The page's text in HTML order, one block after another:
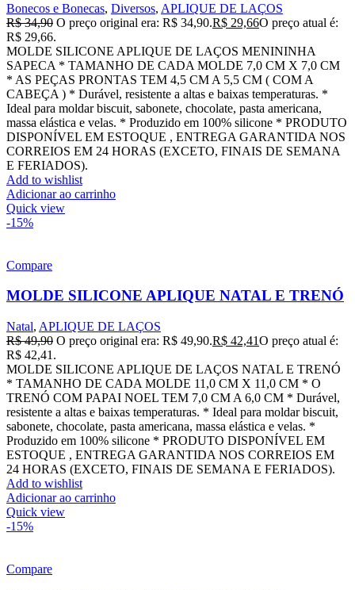
Bonecos e Bonecas, Diversos, APLIQUE DE LAÇOS
R$34,90 O preço original era: R$ 34,90.R$ 29,66O preço atual é:
R$ 29,66.
MOLDE SILICONE APLIQUE DE LAÇOS MENININHA
SAPECA * TAMANHO DE CADA MOLDE 7,0 CM X 7,0 CM
* AS PEÇAS PRONTAS TEM 4,5 CM A 5,5 CM ( COM A
CABEÇA ) * Durável, resistente a altas e baixas temperaturas. *
Ideal para moldar biscuit, sabonete, chocolate, pasta americana,
massa elástica e velas. * Produzido em 100% silicone * PRODUTO
DISPONÍVEL EM ESTOQUE , ENTREGA GARANTIDA NOS
CORREIOS EM 24 HORAS (EXCETO, FINAIS DE SEMANA
E FERIADOS).
Add to wishlist
Adicionar ao carrinho
Quick view
-15%
Compare
MOLDE SILICONE APLIQUE NATAL E TRENÓ
Natal, APLIQUE DE LAÇOS
R$49,90 O preço original era: R$ 49,90.R$ 42,41O preço atual é:
R$ 42,41.
MOLDE SILICONE APLIQUE DE LAÇOS NATAL E TRENÓ
* TAMANHO DE CADA MOLDE 11,0 CM X 11,0 CM * O
TRENÓ COM PAPAI NOEL TEM 7,0 CM A 6,0 CM * Durável,
resistente a altas e baixas temperaturas. * Ideal para moldar biscuit,
sabonete, chocolate, pasta americana, massa elástica e velas. *
Produzido em 100% silicone * PRODUTO DISPONÍVEL EM
ESTOQUE , ENTREGA GARANTIDA NOS CORREIOS EM
24 HORAS (EXCETO, FINAIS DE SEMANA E FERIADOS).
Add to wishlist
Adicionar ao carrinho
Quick view
-15%
Compare